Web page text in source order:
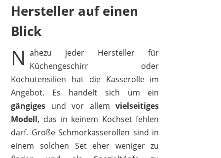
Hersteller auf einen
Blick
N ahezu jeder Hersteller für
Küchengeschirr oder
Kochutensilien hat die Kasserolle im
Angebot. Es handelt sich um ein
gängiges und vor allemvielseitiges
Modell, das in keinem Kochset fehlen
darf. Große Schmorkasserollen sind in
einem solchen Set eher weniger zu